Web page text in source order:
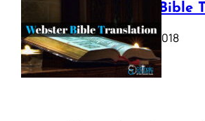
Webster Bible
October 11, 2018